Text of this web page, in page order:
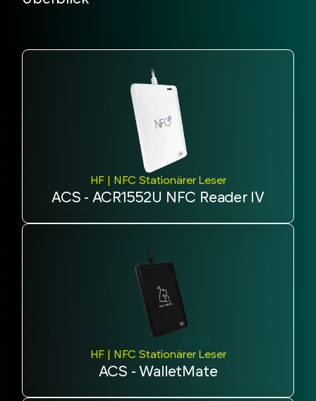
HF | NFC Stationärer Leser
ACS - ACR1552U NFC Reader IV
HF | NFC Stationärer Leser
ACS - WalletMate